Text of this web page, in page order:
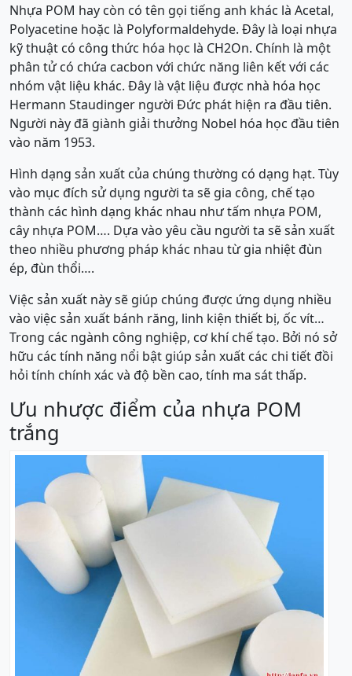
Nhựa POM hay còn có tên gọi tiếng anh khác là Acetal,
Polyacetine hoặc là Polyformaldehyde. Đây là loại nhựa
kỹ thuật có công thức hóa học là CH2On. Chính là một
phân tử có chứa cacbon với chức năng liên kết với các
nhóm vật liệu khác. Đây là vật liệu được nhà hóa học
Hermann Staudinger người Đức phát hiện ra đầu tiên.
Người này đã giành giải thưởng Nobel hóa học đầu tiên
vào năm 1953.
Hình dạng sản xuất của chúng thường có dạng hạt. Tùy
vào mục đích sử dụng người ta sẽ gia công, chế tạo
thành các hình dạng khác nhau như tấm nhựa POM,
cây nhựa POM…. Dựa vào yêu cầu người ta sẽ sản xuất
theo nhiều phương pháp khác nhau từ gia nhiệt đùn
ép, đùn thổi….
Việc sản xuất này sẽ giúp chúng được ứng dụng nhiều
vào việc sản xuất bánh răng, linh kiện thiết bị, ốc vít…
Trong các ngành công nghiệp, cơ khí chế tạo. Bởi nó sở
hữu các tính năng nổi bật giúp sản xuất các chi tiết đồi
hỏi tính chính xác và độ bền cao, tính ma sát thấp.
Ưu nhược điểm của nhựa POM
trắng